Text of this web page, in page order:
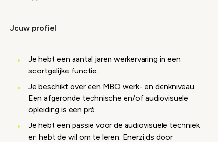
Jouw profiel
Je hebt een aantal jaren werkervaring in een
soortgelijke functie.
Je beschikt over een MBO werk- en denkniveau.
Een afgeronde technische en/of audiovisuele
opleiding is een pré
Je hebt een passie voor de audiovisuele techniek
en hebt de wil om te leren. Enerzijds door